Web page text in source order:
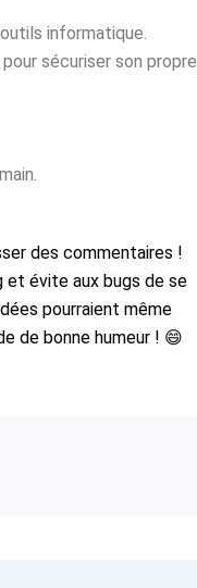
informatique.
sécuriser son propre
des commentaires !
et évite aux bugs de se
pourraient même
de bonne humeur ! 😄